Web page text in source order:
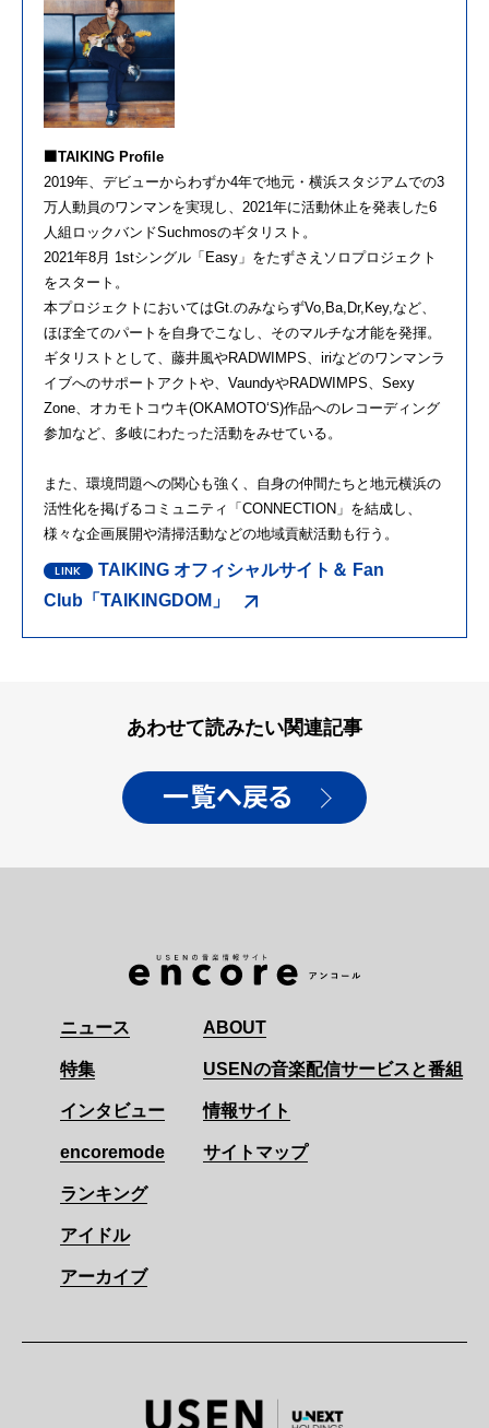
⬛TAIKING Profile
2019年、デビューからわずか4年で地元・横浜スタジアムでの3
万人動員のワンマンを実現し、2021年に活動休止を発表した6
人組ロックバンドSuchmosのギタリスト。
2021年8月 1stシングル「Easy」をたずさえソロプロジェクト
をスタート。
本プロジェクトにおいてはGt.のみならずVo,Ba,Dr,Key,など、
ほぼ全てのパートを自身でこなし、そのマルチな才能を発揮。
ギタリストとして、藤井風やRADWIMPS、iriなどのワンマンラ
イブへのサポートアクトや、VaundyやRADWIMPS、Sexy
Zone、オカモトコウキ(OKAMOTO‘S)作品へのレコーディング
参加など、多岐にわたった活動をみせている。
また、環境問題への関心も強く、自身の仲間たちと地元横浜の
活性化を掲げるコミュニティ「CONNECTION」を結成し、
様々な企画展開や清掃活動などの地域貢献活動も行う。
TAIKING オフィシャルサイト＆ Fan
Club「TAIKINGDOM」
あわせて読みたい関連記事
一覧へ戻る
ニュース
特集
インタビュー
encoremode
ランキング
アイドル
アーカイブ
ABOUT
USENの音楽配信サービスと番組
情報サイト
サイトマップ